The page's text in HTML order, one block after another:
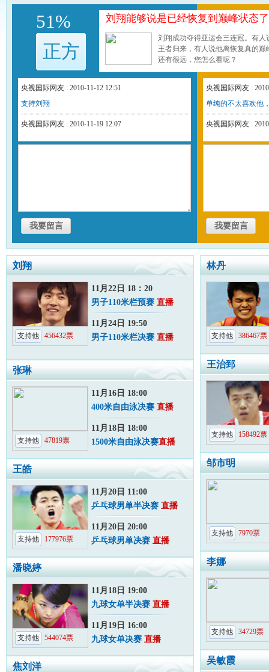
刘翔能够说是已经恢复到巅峰状态
刘翔成功夺得亚运会三连冠。有人
王者归来，有人说他离恢复真的巅
还有很远，您怎么看呢？
51%
正方
央视国际网友 : 2010-11-12 12:51
支持刘翔
央视国际网友 : 2010-11-19 12:07
支持刘翔
林丹一定夺冠
央视国际网友 : 2010-11-19 15:39
我支持你 你能赢
央视国际网友 : 2010-11-19 23:22
支持刘翔
央视国际网友 : 2010-11-20 09:59
刘翔是好样的，加油。
央视国际网友 : 2010-11-20 10:54
央视国际网友 : 2010-11-20 11:21
刘翔！
央视国际网友 : 2010-11-20 11:59
肯定会
央视国际网友 :
单纯的不太喜欢他
央视国际网友 :
难说
刘翔你别雷声大 不
央视国际网友 :
而哥哥
央视国际网友 :
没有问题
央视国际网友 :
难说
央视国际网友 :
好，刘翔一定行的
央视国际网友 :
就一起的他是可以
央视国际网友 :
史东鹏
刘翔
支持他 456432票
11月22日 18：20
男子110米栏预赛 直播
11月24日 19:50
男子110米栏决赛 直播
张琳
支持他 47819票
11月16日 18:00
400米自由泳决赛 直播
11月18日 18:00
1500米自由泳决赛直播
王皓
支持他 177976票
11月20日 11:00
乒乓球男单半决赛 直播
11月20日 20:00
乒乓球男单决赛 直播
潘晓婷
支持他 544074票
11月18日 19:00
九球女单半决赛 直播
11月19日 16:00
九球女单决赛 直播
焦刘洋
林丹
支持他 386467票
王治郅
支持他 158492票
邹市明
支持他 7970票
李娜
支持他 34729票
吴敏霞